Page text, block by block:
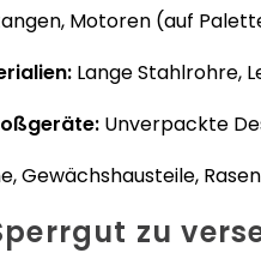
Motoren (auf
Lange Stahlrohre,
Unverpackte
Gewächshausteile,
zu